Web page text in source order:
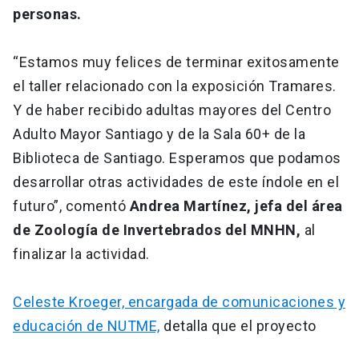
personas.
“Estamos muy felices de terminar exitosamente
el taller relacionado con la exposición Tramares.
Y de haber recibido adultas mayores del Centro
Adulto Mayor Santiago y de la Sala 60+ de la
Biblioteca de Santiago. Esperamos que podamos
desarrollar otras actividades de este índole en el
futuro”, comentó Andrea Martínez, jefa del área
de Zoología de Invertebrados del MNHN, al
finalizar la actividad.
Celeste Kroeger, encargada de comunicaciones y
educación de NUTME, detalla que el proyecto